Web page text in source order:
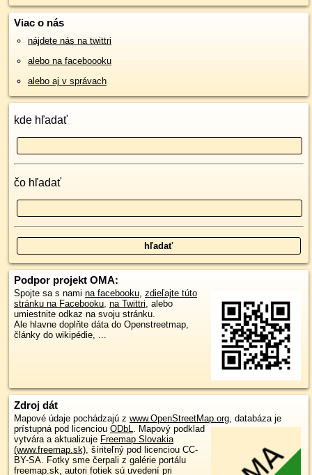
Viac o nás
nájdete nás na twittri
alebo na faceboooku
alebo aj v správach
kde hľadať
čo hľadať
Podpor projekt OMA:
Spojte sa s nami na facebooku, zdieľajte túto
stránku na Facebooku, na Twittri, alebo
umiestnite odkaz na svoju stránku.
Ale hlavne doplňte dáta do Openstreetmap,
články do wikipédie, ...
Zdroj dát
Mapové údaje pochádzajú z www.OpenStreetMap.org, databáza je
prístupná pod licenciou ODbL. Mapový podklad
vytvára a aktualizuje Freemap Slovakia
(www.freemap.sk), šíriteľný pod licenciou CC-
BY-SA. Fotky sme čerpali z galérie portálu
freemap.sk, autori fotiek sú uvedení pri